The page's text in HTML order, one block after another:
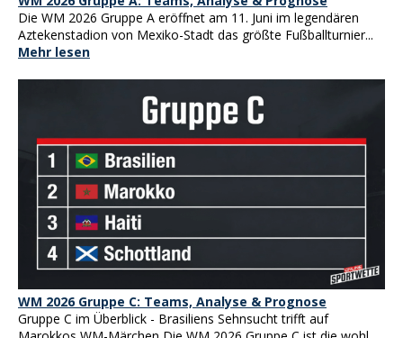
Die WM 2026 Gruppe A eröffnet am 11. Juni im legendären
Aztekenstadion von Mexiko-Stadt das größte Fußballturnier...
Mehr lesen
WM 2026 Gruppe C: Teams, Analyse & Prognose
Gruppe C im Überblick - Brasiliens Sehnsucht trifft auf